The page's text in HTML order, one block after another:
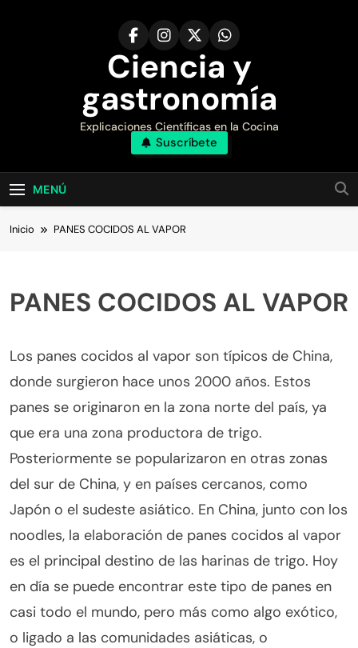
Ciencia y
gastronomía
Explicaciones Científicas en la Cocina
Suscríbete
MENÚ
Inicio PANES COCIDOS AL VAPOR
PANES COCIDOS AL VAPOR
Los panes cocidos al vapor son típicos de China,
donde surgieron hace unos 2000 años. Estos
panes se originaron en la zona norte del país, ya
que era una zona productora de trigo.
Posteriormente se popularizaron en otras zonas
del sur de China, y en países cercanos, como
Japón o el sudeste asiático. En China, junto con los
noodles, la elaboración de panes cocidos al vapor
es el principal destino de las harinas de trigo. Hoy
en día se puede encontrar este tipo de panes en
casi todo el mundo, pero más como algo exótico,
o ligado a las comunidades asiáticas, o